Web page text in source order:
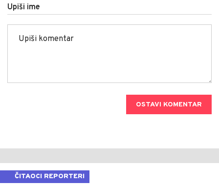
Upiši ime
OSTAVI KOMENTAR
ČITAOCI REPORTERI